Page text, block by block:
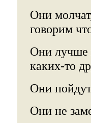
Они
говорим
Они лучше
каких-то
Они
Они не